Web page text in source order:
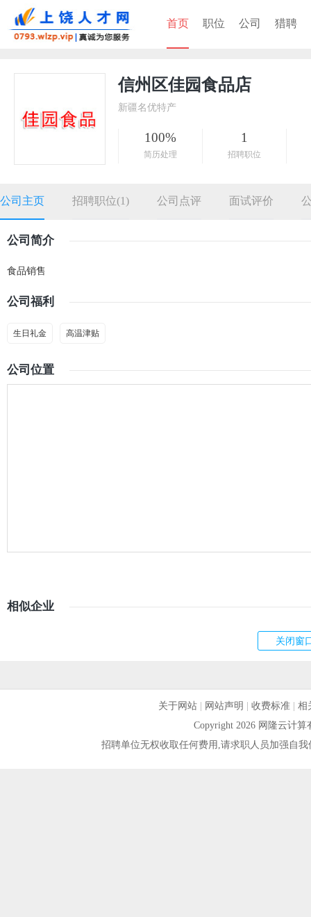
首页 职位 公司 猎聘
信州区佳园食品店
新疆名优特产
100%
简历处理
1
招聘职位
公司主页 招聘职位(1) 公司点评 面试评价
公司简介
食品销售
公司福利
生日礼金 高温津贴
公司位置
相似企业
关于网站| 网站声明 收费标准| 相
Copyright 2026 网隆云计
招聘单位无权收取任何费用,请求职人员加强自